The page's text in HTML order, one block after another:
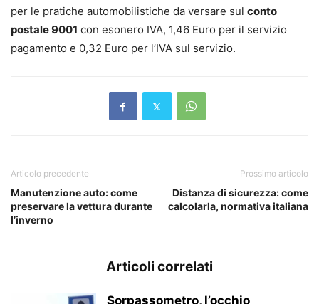
per le pratiche automobilistiche da versare sul conto
postale 9001 con esonero IVA, 1,46 Euro per il servizio
pagamento e 0,32 Euro per l’IVA sul servizio.
Articolo precedente
Manutenzione auto: come
preservare la vettura durante
l’inverno
Prossimo articolo
Distanza di sicurezza: come
calcolarla, normativa italiana
Articoli correlati
Sorpassometro, l’occhio